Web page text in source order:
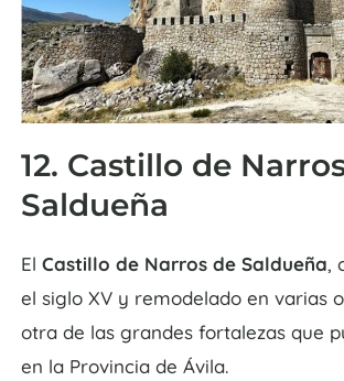
12. Castillo de
Saldueña
El Castillo de Narros de Saldueña,
el siglo XV y remodelado en varias
otra de las grandes fortalezas que
en la Provincia de Ávila.